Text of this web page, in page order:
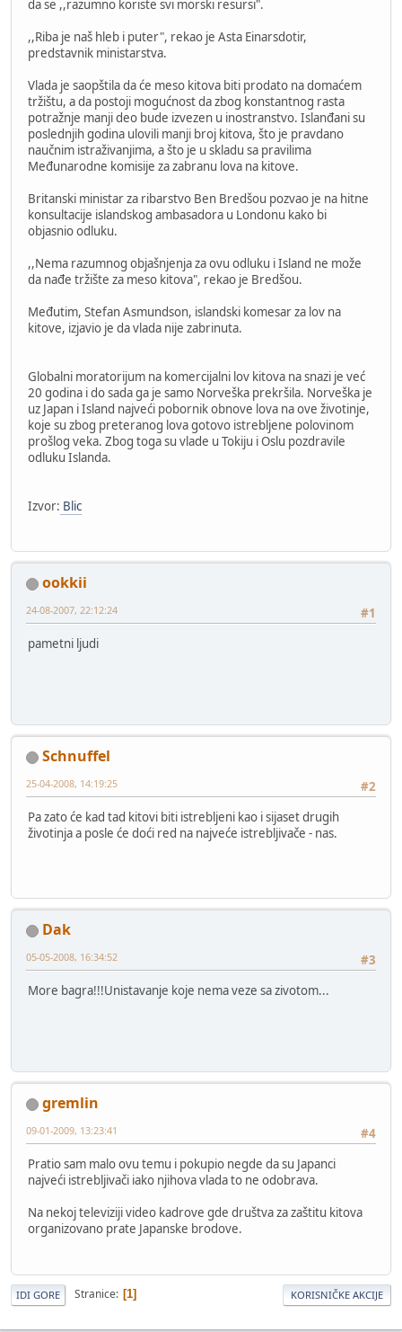
da se ,,razumno koriste svi morski resursi".
,,Riba je naš hleb i puter", rekao je Asta Einarsdotir,
predstavnik ministarstva.
Vlada je saopštila da će meso kitova biti prodato na domaćem
tržištu, a da postoji mogućnost da zbog konstantnog rasta
potražnje manji deo bude izvezen u inostranstvo. Islanđani su
poslednjih godina ulovili manji broj kitova, što je pravdano
naučnim istraživanjima, a što je u skladu sa pravilima
Međunarodne komisije za zabranu lova na kitove.
Britanski ministar za ribarstvo Ben Bredšou pozvao je na hitne
konsultacije islandskog ambasadora u Londonu kako bi
objasnio odluku.
,,Nema razumnog objašnjenja za ovu odluku i Island ne može
da nađe tržište za meso kitova", rekao je Bredšou.
Međutim, Stefan Asmundson, islandski komesar za lov na
kitove, izjavio je da vlada nije zabrinuta.
Globalni moratorijum na komercijalni lov kitova na snazi je već
20 godina i do sada ga je samo Norveška prekršila. Norveška je
uz Japan i Island najveći pobornik obnove lova na ove životinje,
koje su zbog preteranog lova gotovo istrebljene polovinom
prošlog veka. Zbog toga su vlade u Tokiju i Oslu pozdravile
odluku Islanda.
Izvor: Blic
ookkii
#1
24-08-2007, 22:12:24
pametni ljudi
Schnuffel
#2
25-04-2008, 14:19:25
Pa zato će kad tad kitovi biti istrebljeni kao i sijaset drugih
životinja a posle će doći red na najveće istrebljivače - nas.
Dak
#3
05-05-2008, 16:34:52
More bagra!!!Unistavanje koje nema veze sa zivotom...
gremlin
#4
09-01-2009, 13:23:41
Pratio sam malo ovu temu i pokupio negde da su Japanci
najveći istrebljivači iako njihova vlada to ne odobrava.
Na nekoj televiziji video kadrove gde društva za zaštitu kitova
organizovano prate Japanske brodove.
IDI GORE Stranice 1 KORISNIČKE AKCIJE